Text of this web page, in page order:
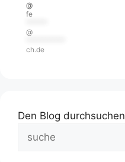
@
fe
@
ch.de
Den Blog durchsuchen